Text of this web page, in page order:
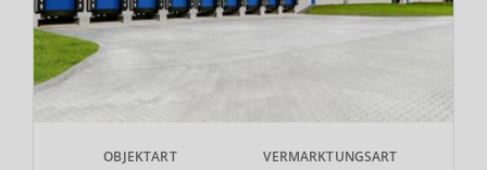
OBJEKTART
VERMARKTUNGSART